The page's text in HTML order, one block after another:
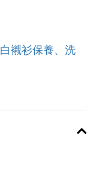
白襯衫保養、洗